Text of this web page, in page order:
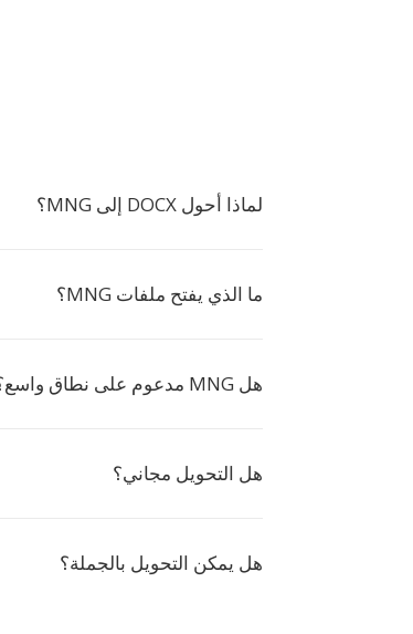
لماذا أحول DOCX إلى MNG؟
ما الذي يفتح ملفات MNG؟
هل MNG مدعوم على نطاق واسع؟
هل التحويل مجاني؟
هل يمكن التحويل بالجملة؟